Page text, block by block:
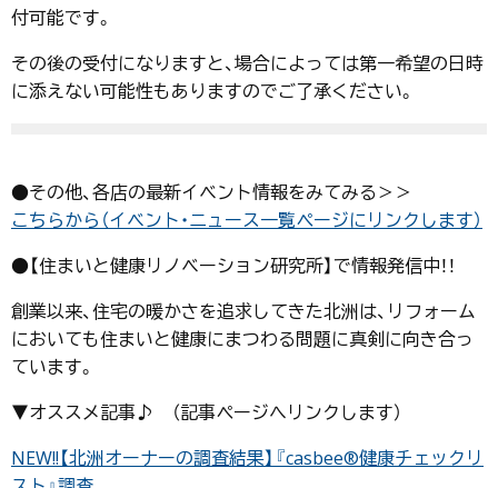
付可能です。
その後の受付になりますと、場合によっては第一希望の日時
に添えない可能性もありますのでご了承ください。
●その他、各店の最新イベント情報をみてみる＞＞
こちらから（イベント・ニュース一覧ページにリンクします）
●【住まいと健康リノベーション研究所】で情報発信中！！
創業以来、住宅の暖かさを追求してきた北洲は、リフォーム
においても住まいと健康にまつわる問題に真剣に向き合っ
ています。
▼オススメ記事♪ （記事ページへリンクします）
NEW!!【北洲オーナーの調査結果】『casbee®健康チェックリ